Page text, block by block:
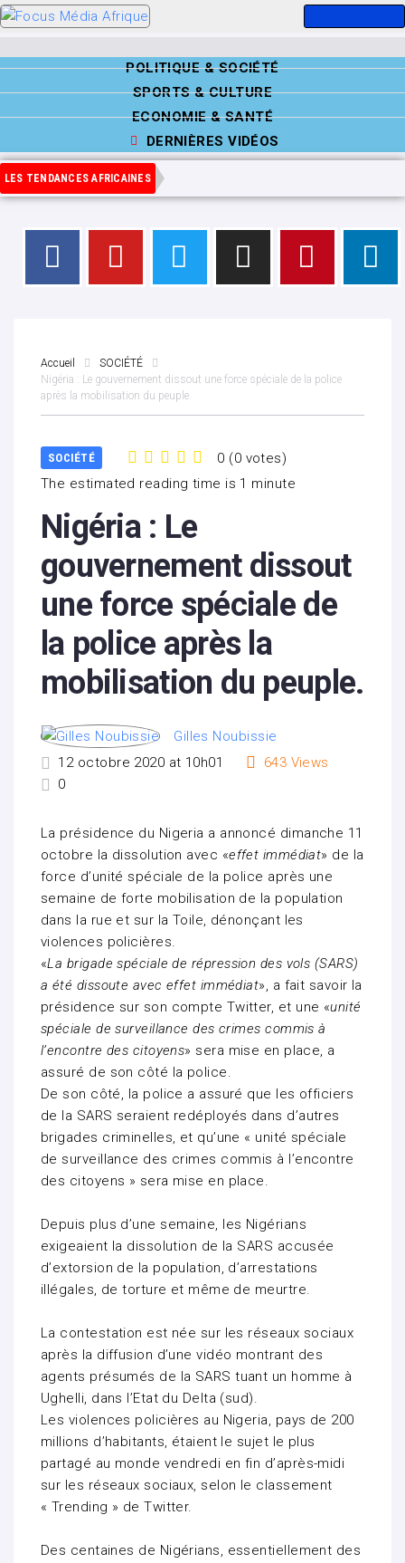
POLITIQUE & SOCIÉTÉ
SPORTS & CULTURE
ECONOMIE & SANTÉ
DERNIÈRES VIDÉOS
LES TENDANCES AFRICAINES
Accueil
SOCIÉTÉ
Nigéria : Le gouvernement dissout une force spéciale de la police
après la mobilisation du peuple.
SOCIÉTÉ 0 (0 votes)
The estimated reading time is 1 minute
Nigéria : Le
gouvernement dissout
une force spéciale de
la police après la
mobilisation du peuple.
Gilles Noubissie
12 octobre 2020 at 10h01
643 Views
0
La présidence du Nigeria a annoncé dimanche 11
octobre la dissolution avec «effet immédiat» de la
force d’unité spéciale de la police après une
semaine de forte mobilisation de la population
dans la rue et sur la Toile, dénonçant les
violences policières.
«La brigade spéciale de répression des vols (SARS)
a été dissoute avec effet immédiat», a fait savoir la
présidence sur son compte Twitter, et une «unité
spéciale de surveillance des crimes commis à
l’encontre des citoyens» sera mise en place, a
assuré de son côté la police.
De son côté, la police a assuré que les officiers
de la SARS seraient redéployés dans d’autres
brigades criminelles, et qu’une « unité spéciale
de surveillance des crimes commis à l’encontre
des citoyens » sera mise en place.
Depuis plus d’une semaine, les Nigérians
exigeaient la dissolution de la SARS accusée
d’extorsion de la population, d’arrestations
illégales, de torture et même de meurtre.
La contestation est née sur les réseaux sociaux
après la diffusion d’une vidéo montrant des
agents présumés de la SARS tuant un homme à
Ughelli, dans l’Etat du Delta (sud).
Les violences policières au Nigeria, pays de 200
millions d’habitants, étaient le sujet le plus
partagé au monde vendredi en fin d’après-midi
sur les réseaux sociaux, selon le classement
« Trending » de Twitter.
Des centaines de Nigérians, essentiellement des